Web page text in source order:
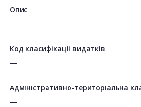
Опис
—
Код класифікації видатків
—
Адміністративно-територіальна
—